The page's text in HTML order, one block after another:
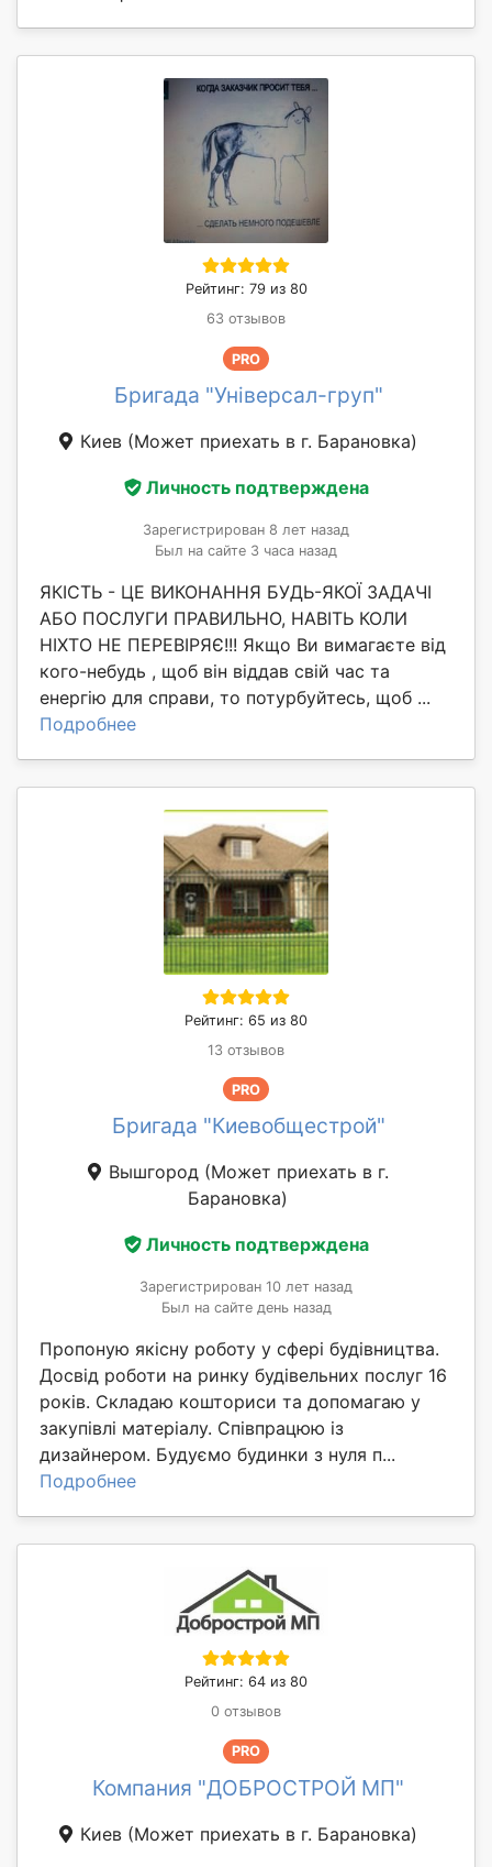
Рейтинг: 79 из 80
63 отзывов
PRO
Бригада "Універсал-груп"
Киев (Может приехать в г. Барановка)
Личность подтверждена
Зарегистрирован 8 лет назад
Был на сайте 3 часа назад
ЯКІСТЬ - ЦЕ ВИКОНАННЯ БУДЬ-ЯКОЇ ЗАДАЧІ
АБО ПОСЛУГИ ПРАВИЛЬНО, НАВІТЬ КОЛИ
НІХТО НЕ ПЕРЕВІРЯЄ!!! Якщо Ви вимагаєте від
кого-небудь , щоб він віддав свій час та
енергію для справи, то потурбуйтесь, щоб ...
Подробнее
Рейтинг: 65 из 80
13 отзывов
PRO
Бригада "Киевобщестрой"
Вышгород (Может приехать в г.
Барановка)
Личность подтверждена
Зарегистрирован 10 лет назад
Был на сайте день назад
Пропоную якісну роботу у сфері будівництва.
Досвід роботи на ринку будівельних послуг 16
років. Складаю кошториси та допомагаю у
закупівлі матеріалу. Співпрацюю із
дизайнером. Будуємо будинки з нуля п...
Подробнее
Рейтинг: 64 из 80
0 отзывов
PRO
Компания "ДОБРОСТРОЙ МП"
Киев (Может приехать в г. Барановка)